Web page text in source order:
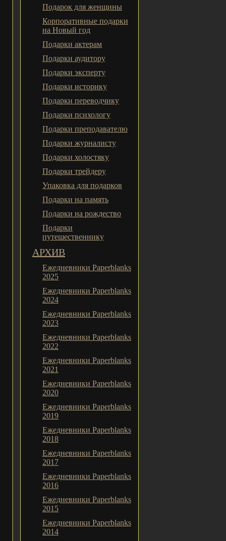
Подарок для женщины
Корпоративные подарки
на Новый год
Подарки актерам
Подарки аудитору
Подарки эксперту
Подарки историку
Подарки переводчику
Подарки психологу
Подарки преподавателю
Подарки журналисту
Подарки холостяку
Подарки трейдеру
Упаковка для подарков
Подарки на память
Подарки на рождество
Подарки
путешественнику
АРХИВ
Ежедневники Paperblanks
2025
Ежедневники Paperblanks
2024
Ежедневники Paperblanks
2023
Ежедневники Paperblanks
2022
Ежедневники Paperblanks
2021
Ежедневники Paperblanks
2020
Ежедневники Paperblanks
2019
Ежедневники Paperblanks
2018
Ежедневники Paperblanks
2017
Ежедневники Paperblanks
2016
Ежедневники Paperblanks
2015
Ежедневники Paperblanks
2014